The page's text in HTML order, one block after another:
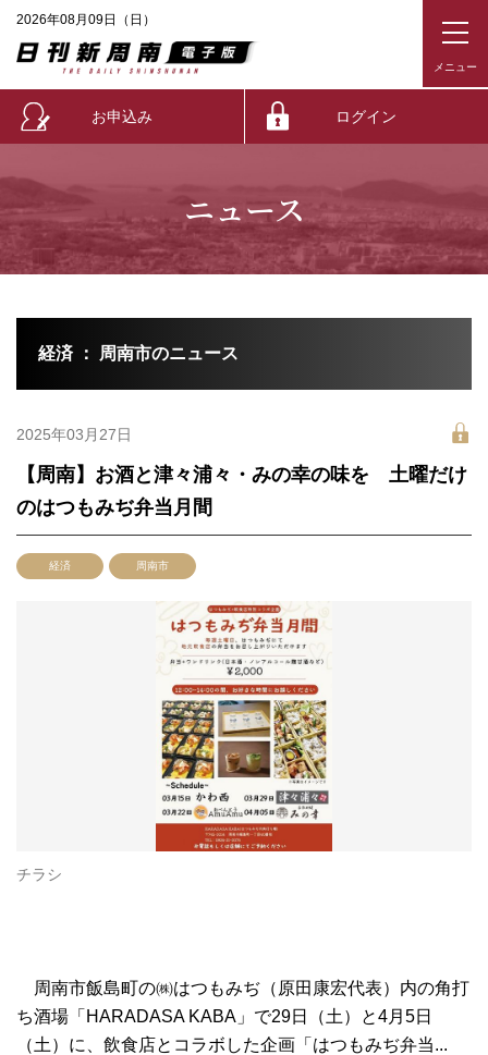
2026年08月09日（日）
お申込み ログイン
ニュース
経済 ： 周南市のニュース
2025年03月27日
【周南】お酒と津々浦々・みの幸の味を 土曜だけ
のはつもみぢ弁当月間
経済 周南市
チラシ
周南市飯島町の㈱はつもみぢ（原田康宏代表）内の角打
ち酒場「HARADASA KABA」で29日（土）と4月5日
（土）に、飲食店とコラボした企画「はつもみぢ弁当...